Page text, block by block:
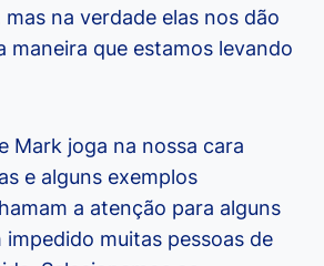
na verdade elas nos dão
maneira que estamos levando
Mark joga na nossa cara
e alguns exemplos
a atenção para alguns
muitas pessoas de